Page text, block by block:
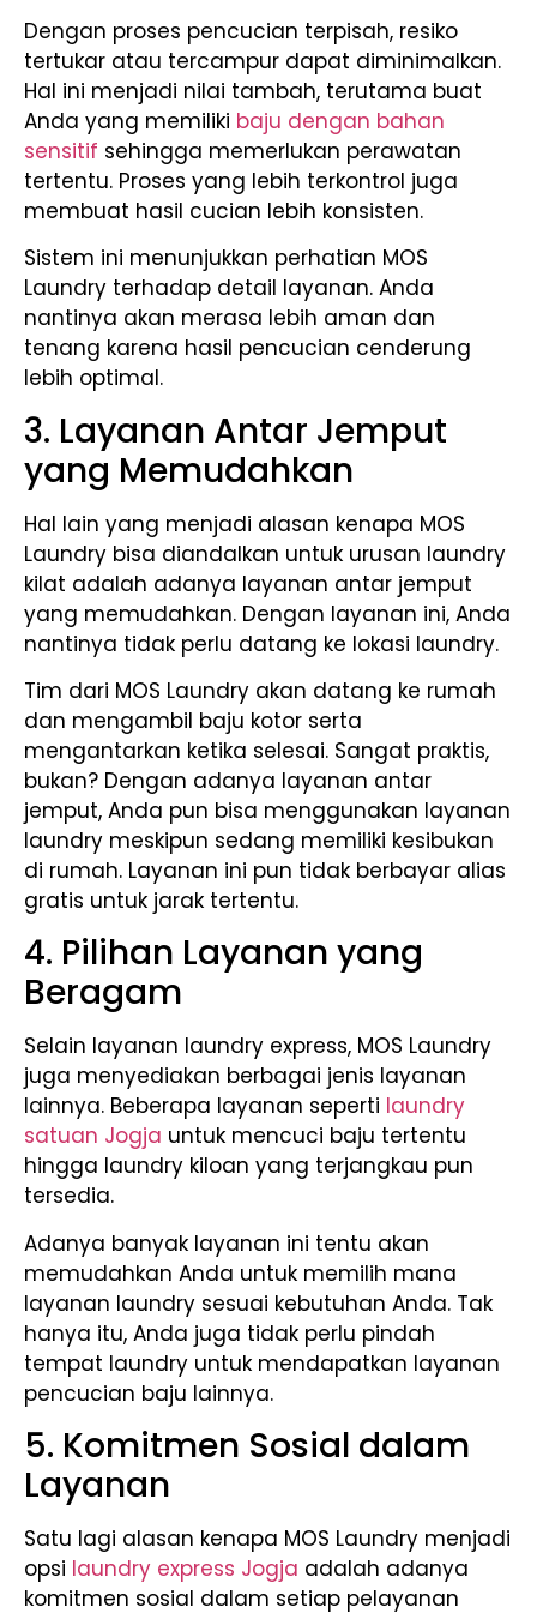
Dengan proses pencucian terpisah, resiko
tertukar atau tercampur dapat diminimalkan.
Hal ini menjadi nilai tambah, terutama buat
Anda yang memiliki baju dengan bahan
sensitif sehingga memerlukan perawatan
tertentu. Proses yang lebih terkontrol juga
membuat hasil cucian lebih konsisten.
Sistem ini menunjukkan perhatian MOS
Laundry terhadap detail layanan. Anda
nantinya akan merasa lebih aman dan
tenang karena hasil pencucian cenderung
lebih optimal.
3. Layanan Antar Jemput
yang Memudahkan
Hal lain yang menjadi alasan kenapa MOS
Laundry bisa diandalkan untuk urusan laundry
kilat adalah adanya layanan antar jemput
yang memudahkan. Dengan layanan ini, Anda
nantinya tidak perlu datang ke lokasi laundry.
Tim dari MOS Laundry akan datang ke rumah
dan mengambil baju kotor serta
mengantarkan ketika selesai. Sangat praktis,
bukan? Dengan adanya layanan antar
jemput, Anda pun bisa menggunakan layanan
laundry meskipun sedang memiliki kesibukan
di rumah. Layanan ini pun tidak berbayar alias
gratis untuk jarak tertentu.
4. Pilihan Layanan yang
Beragam
Selain layanan laundry express, MOS Laundry
juga menyediakan berbagai jenis layanan
lainnya. Beberapa layanan seperti laundry
satuan Jogja untuk mencuci baju tertentu
hingga laundry kiloan yang terjangkau pun
tersedia.
Adanya banyak layanan ini tentu akan
memudahkan Anda untuk memilih mana
layanan laundry sesuai kebutuhan Anda. Tak
hanya itu, Anda juga tidak perlu pindah
tempat laundry untuk mendapatkan layanan
pencucian baju lainnya.
5. Komitmen Sosial dalam
Layanan
Satu lagi alasan kenapa MOS Laundry menjadi
opsi laundry express Jogja adalah adanya
komitmen sosial dalam setiap pelayanan